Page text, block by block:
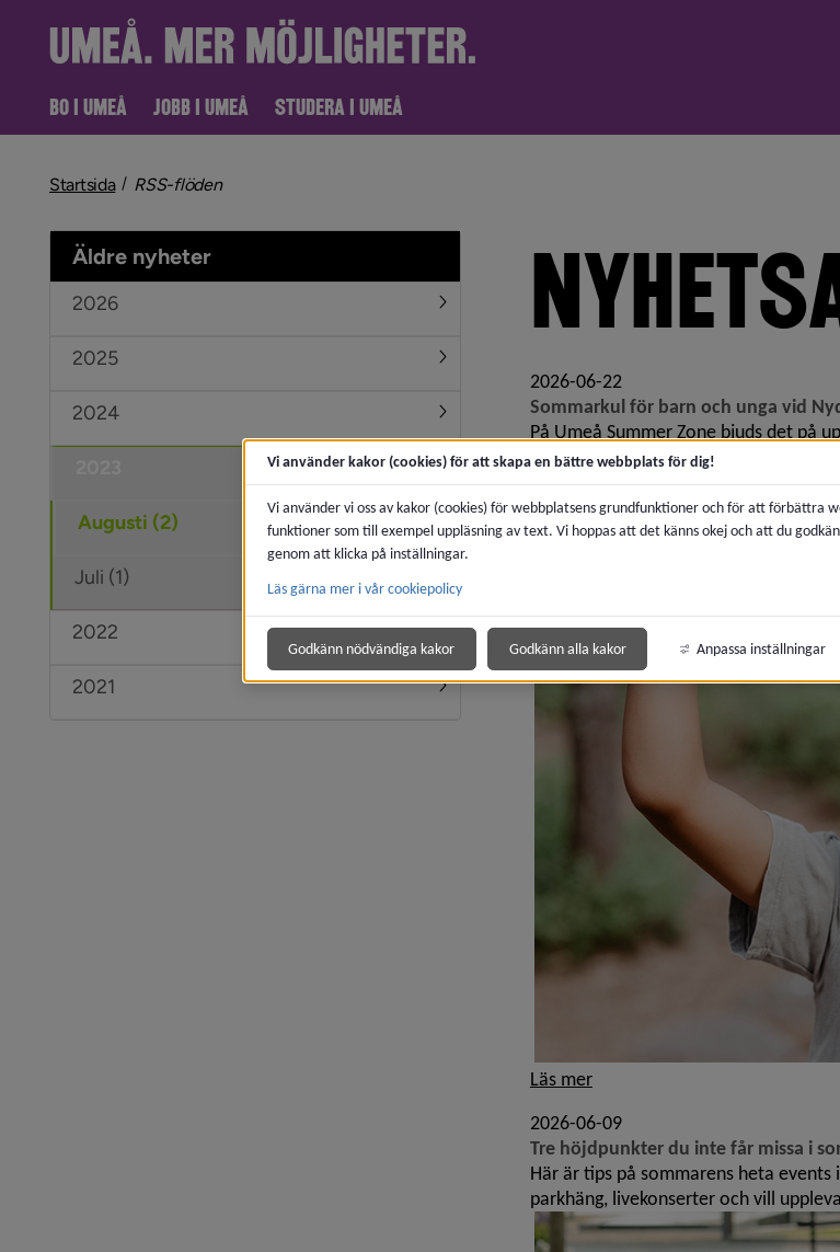
BO I UMEÅ JOBB I UMEÅ STUDERA I UMEÅ
Startsida RSS-flödennivå i brödsmulenavigeringen
Äldre nyheter
2026 Undermeny för 2026
2025 Undermeny för 2025
2024 Undermeny för 2024
Undermeny för 2023
Augusti (2)
Juli (1)
2022 Undermeny för 2022
2021 Undermeny för 2021
2026-06-22
Sommarkul för barn och unga vid
På Umeå Summer Zone bjuds det på
aktiviteterna riktar sig främst till barn
Läs mer
2026-06-09
Tre höjdpunkter du inte får missa i
Här är tips på sommarens heta
parkhäng, livekonserter och vill
Vi använder kakor (cookies) för att skapa en bättre webbplats för dig!
Vi använder vi oss av kakor (cookies) för webbplatsens grundfunktioner och för att förbättra
funktioner som till exempel uppläsning av text. Vi hoppas att det känns okej och att du
genom att klicka på inställningar.
Läs gärna mer i vår cookiepolicy
Godkänn nödvändiga kakor Godkänn alla kakor Anpassa inställningar